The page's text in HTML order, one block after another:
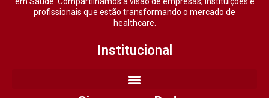
profissionais que estão transformando o mercado de
healthcare.
Institucional